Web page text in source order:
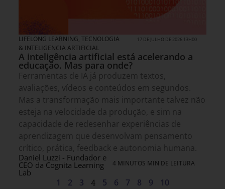
LIFELONG LEARNING, TECNOLOGIA
& INTELIGENCIA ARTIFICIAL
17 DE JULHO DE 2026 13H00
A inteligência artificial está acelerando a
educação. Mas para onde?
Ferramentas de IA já produzem textos,
avaliações, vídeos e conteúdos em segundos.
Mas a transformação mais importante talvez não
esteja na velocidade da produção, e sim na
capacidade de redesenhar experiências de
aprendizagem que desenvolvam pensamento
crítico, prática, feedback e autonomia humana.
Daniel Luzzi - Fundador e
CEO da Cognita Learning
Lab
4 MINUTOS MIN DE LEITURA
1 2 3 4 5 6 7 8 9 10